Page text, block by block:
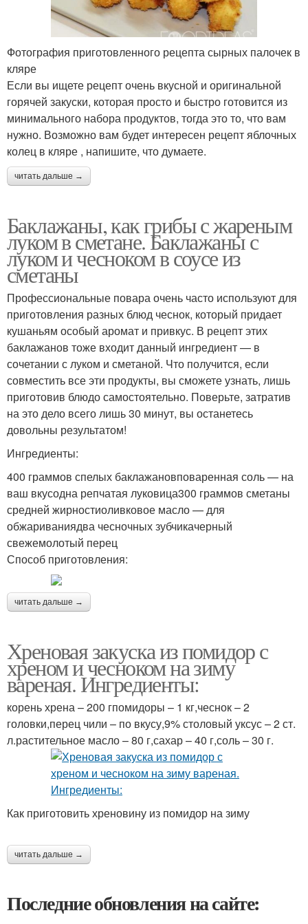
Фотография приготовленного рецепта сырных палочек в
кляре
Если вы ищете рецепт очень вкусной и оригинальной
горячей закуски, которая просто и быстро готовится из
минимального набора продуктов, тогда это то, что вам
нужно. Возможно вам будет интересен рецепт яблочных
колец в кляре , напишите, что думаете.
читать дальше →
Баклажаны, как грибы с жареным
луком в сметане. Баклажаны с
луком и чесноком в соусе из
сметаны
Профессиональные повара очень часто используют для
приготовления разных блюд чеснок, который придает
кушаньям особый аромат и привкус. В рецепт этих
баклажанов тоже входит данный ингредиент — в
сочетании с луком и сметаной. Что получится, если
совместить все эти продукты, вы сможете узнать, лишь
приготовив блюдо самостоятельно. Поверьте, затратив
на это дело всего лишь 30 минут, вы останетесь
довольны результатом!
Ингредиенты:
400 граммов спелых баклажановповаренная соль — на
ваш вкусодна репчатая луковица300 граммов сметаны
средней жирностиоливковое масло — для
обжариваниядва чесночных зубчикачерный
свежемолотый перец
Способ приготовления:
читать дальше →
Хреновая закуска из помидор с
хреном и чесноком на зиму
вареная. Ингредиенты:
корень хрена – 200 гпомидоры – 1 кг,чеснок – 2
головки,перец чили – по вкусу,9% столовый уксус – 2 ст.
л.растительное масло – 80 г,сахар – 40 г,соль – 30 г.
Как приготовить хреновину из помидор на зиму
читать дальше →
Последние обновления на сайте: